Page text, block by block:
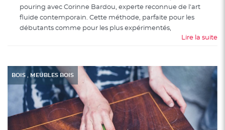
pouring avec Corinne Bardou, experte reconnue de l'art
fluide contemporain. Cette méthode, parfaite pour les
débutants comme pour les plus expérimentés,
Lire la suite
BOIS , MEUBLES BOIS